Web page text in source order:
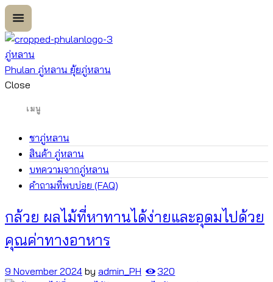
ภู่หลาน
Phulan ภู่หลาน ยุ้ยภู่หลาน
Close
ชาภู่หลาน
สินค้า ภู่หลาน
บทความจากภู่หลาน
คำถามที่พบบ่อย (FAQ)
กล้วย ผลไม้ที่หาทานได้ง่ายและอุดมไปด้วย
คุณค่าทางอาหาร
9 November 2024 by admin_PH 320